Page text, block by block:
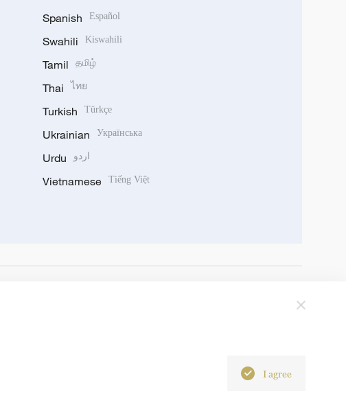
Spanish Español
Swahili Kiswahili
Tamil தமிழ்
Thai ไทย
Turkish Türkçe
Ukrainian Українська
Urdu اردو
Vietnamese Tiếng Việt
I agree